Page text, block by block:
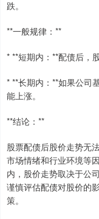
跌。
**一般规律：**
* **短期内：**配债后，
* **长期内：**如果公司
能上涨。
**结论：**
股票配债后股价走势无
市场情绪和行业环境等
内，股价走势取决于公
谨慎评估配债对股价的
策。